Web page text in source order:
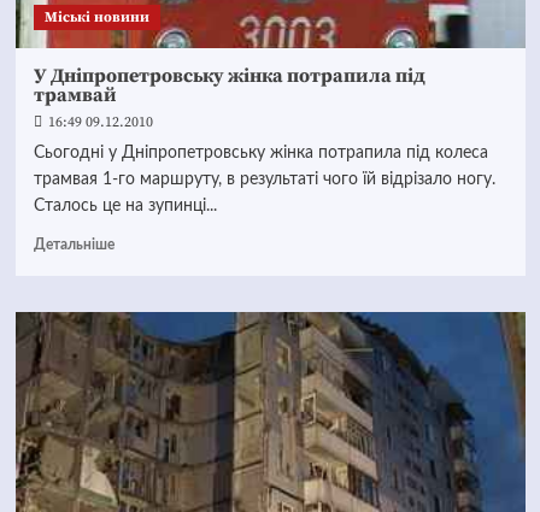
Mіські новини
У Дніпропетровську жінка потрапила під
трамвай
16:49 09.12.2010
Сьогодні у Дніпропетровську жінка потрапила під колеса
трамвая 1-го маршруту, в результаті чого їй відрізало ногу.
Сталось це на зупинці...
Детальніше